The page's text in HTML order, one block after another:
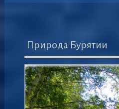
Природа Бурятии